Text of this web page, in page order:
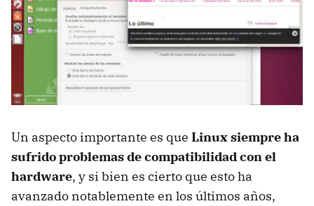
Un aspecto importante es que Linux siempre ha
sufrido problemas de compatibilidad con el
hardware, y si bien es cierto que esto ha
avanzado notablemente en los últimos años,